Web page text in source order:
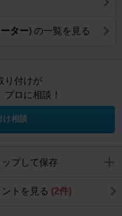
ター) の一覧を見る
り付けが
ロに相談！
け相談
プして保存
トを見る (2件)